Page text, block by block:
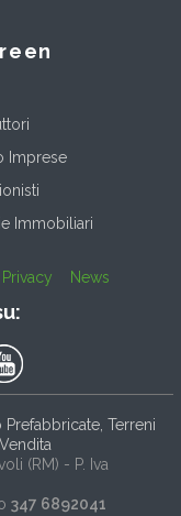
Imprese
Immobiliari
News
Terreni
(RM) - P. Iva
347 6892041